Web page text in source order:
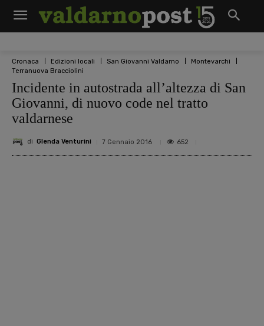
Cronaca Edizioni locali San Giovanni Valdarno
Montevarchi
Terranuova Bracciolini
Incidente in autostrada all’altezza di San
Giovanni, di nuovo code nel tratto
valdarnese
di Glenda Venturini 7 Gennaio 2016 652